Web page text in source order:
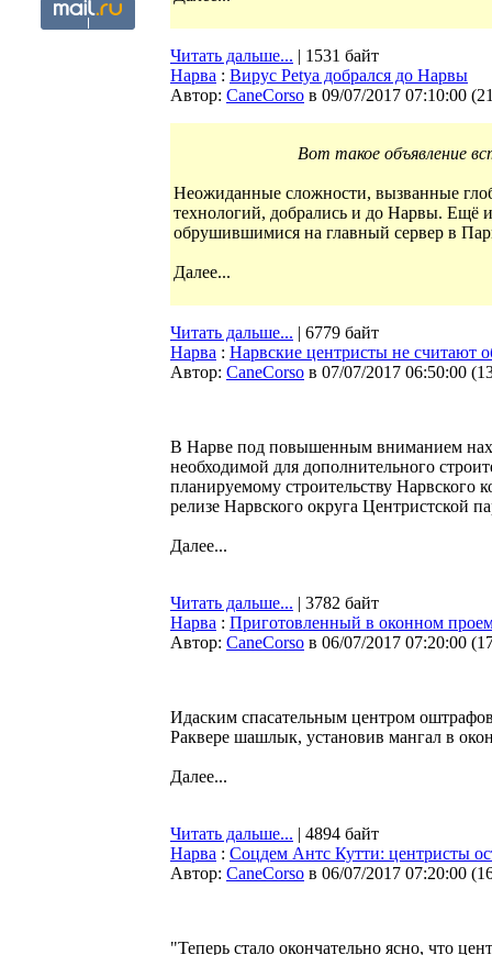
Читать дальше... | 1531 байт
Нарва : Вирус Petya добрался до Нарвы
Автор: CaneCorso в 09/07/2017 07:10:00 (
Вот такое объявление
Неожиданные сложности, вызванные
технологий, добрались и до Нарвы. Ещё
обрушившимися на главный сервер в
Далее...
Читать дальше... | 6779 байт
Нарва : Нарвские центристы не считают
Автор: CaneCorso в 07/07/2017 06:50:00 (
В Нарве под повышенным вниманием
необходимой для дополнительного
планируемому строительству Нарвского
релизе Нарвского округа Центристской
Далее...
Читать дальше... | 3782 байт
Нарва : Приготовленный в оконном
Автор: CaneCorso в 06/07/2017 07:20:00 (
Идаским спасательным центром
Раквере шашлык, установив мангал в
Далее...
Читать дальше... | 4894 байт
Нарва : Соцдем Антс Кутти: центристы
Автор: CaneCorso в 06/07/2017 07:20:00 (
"Теперь стало окончательно ясно, что